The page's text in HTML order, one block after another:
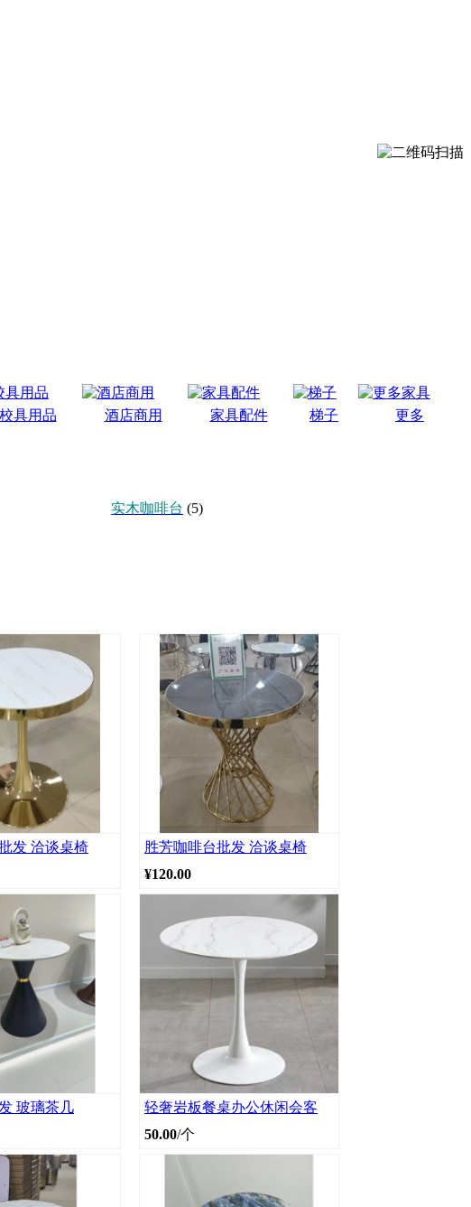
校具用品 酒店商用 家具配件 梯子
更多
实木咖啡台 (5)
发 洽谈桌椅
胜芳咖啡台批发 洽谈桌椅
¥120.00
玻璃茶几
轻奢岩板餐桌办公休闲会客
50.00/个